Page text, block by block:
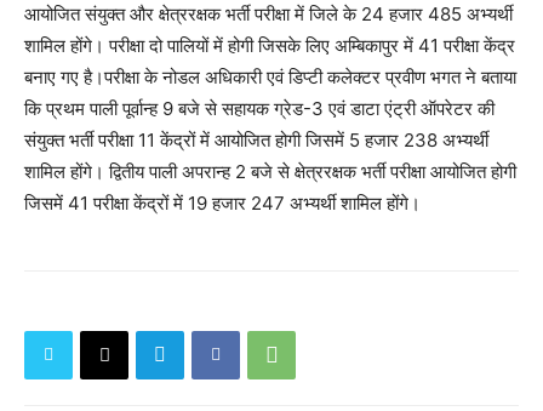
आयोजित संयुक्त और क्षेत्ररक्षक भर्ती परीक्षा में जिले के 24 हजार 485 अभ्यर्थी
शामिल होंगे। परीक्षा दो पालियों में होगी जिसके लिए अम्बिकापुर में 41 परीक्षा केंद्र
बनाए गए है।परीक्षा के नोडल अधिकारी एवं डिप्टी कलेक्टर प्रवीण भगत ने बताया
कि प्रथम पाली पूर्वान्ह 9 बजे से सहायक ग्रेड-3 एवं डाटा एंट्री ऑपरेटर की
संयुक्त भर्ती परीक्षा 11 केंद्रों में आयोजित होगी जिसमें 5 हजार 238 अभ्यर्थी
शामिल होंगे। द्वितीय पाली अपरान्ह 2 बजे से क्षेत्ररक्षक भर्ती परीक्षा आयोजित होगी
जिसमें 41 परीक्षा केंद्रों में 19 हजार 247 अभ्यर्थी शामिल होंगे।